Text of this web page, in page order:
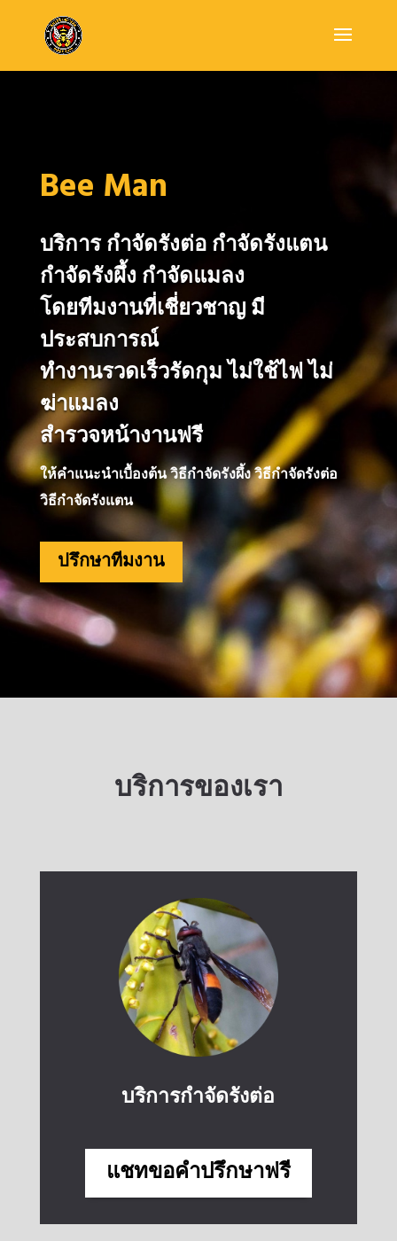
Bee Man
บริการ กำจัดรังต่อกำจัดรังแตน
กำจัดรังผึ้ง กำจัดแมลง
โดยทีมงานที่เชี่ยวชาญ มี
ประสบการณ์
ทำงานรวดเร็วรัดกุม ไม่ใช้ไฟ ไม่
ฆ่าแมลง
สำรวจหน้างานฟรี
ให้คำแนะนำเบื้องต้น วิธีกำจัดรังผึ้ง วิธีกำจัดรังต่อ
วิธีกำจัดรังแตน
ปรึกษาทีมงาน
บริการของเรา
บริการกำจัดรังต่อ
แชทขอคำปรึกษาฟรี